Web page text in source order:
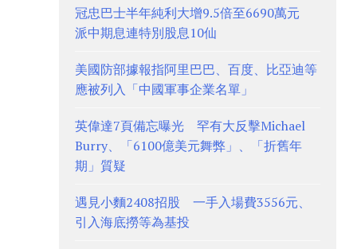
冠忠巴士半年純利大增9.5倍至6690萬元
派中期息連特別股息10仙
美國防部據報指阿里巴巴、百度、比亞迪等
應被列入「中國軍事企業名單」
英偉達7頁備忘曝光 罕有大反擊Michael
Burry、「6100億美元舞弊」、「折舊年
期」質疑
遇見小麵2408招股 一手入場費3556元、
引入海底撈等為基投